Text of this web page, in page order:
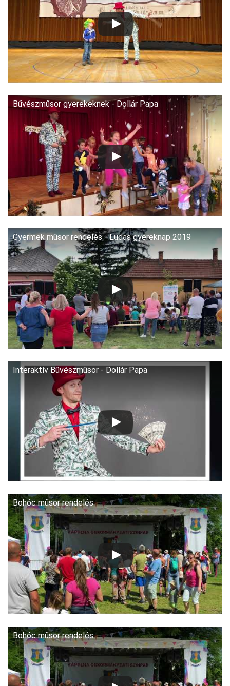
Bűvészműsor gyerekeknek - Dollár Papa
Gyermek műsor rendelés - Ludas gyereknap 2019
Interaktív Bűvészműsor - Dollár Papa
Bohóc műsor rendelés
Bohóc műsor rendelés